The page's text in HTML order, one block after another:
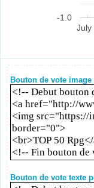
July
-1.0
Bouton de vote
Bouton de vote texte